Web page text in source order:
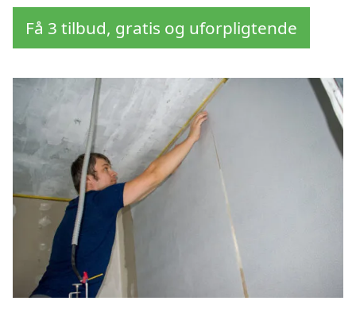
Få 3 tilbud, gratis og uforpligtende